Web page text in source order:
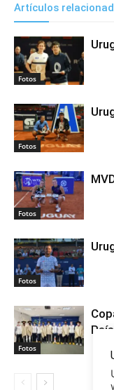
Artículos
Fotos
Fotos
Fotos
Fotos
Fotos